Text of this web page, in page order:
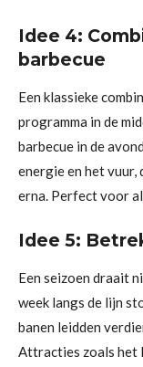
Idee 4:
barbecue
Een klassieke
programma in de
barbecue in de
energie en het
erna. Perfect voor
Idee 5:
Een seizoen draait
week langs de lijn
banen leidden
Attracties zoals het